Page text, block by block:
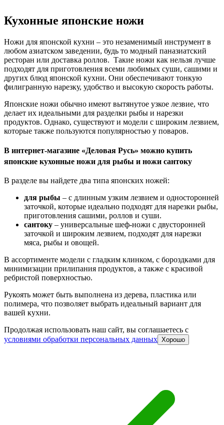
Кухонные японские ножи
Ножи для японской кухни – это незаменимый инструмент в
любом азиатском заведении, будь то модный паназиатский
ресторан или доставка роллов. Такие ножи как нельзя лучше
подходят для приготовления всеми любимых суши, сашими и
других блюд японской кухни. Они обеспечивают тонкую
филигранную нарезку, удобство и высокую скорость работы.
Японские ножи обычно имеют вытянутое узкое лезвие, что
делает их идеальными для разделки рыбы и нарезки
продуктов. Однако, существуют и модели с широким лезвием,
которые также пользуются популярностью у поваров.
В интернет-магазине «Деловая Русь» можно купить
японские кухонные ножи для рыбы и ножи сантоку
В разделе вы найдете два типа японских ножей:
для рыбы – с длинным узким лезвием и односторонней
заточкой, которые идеально подходят для нарезки рыбы,
приготовления сашими, роллов и суши.
сантоку – универсальные шеф-ножи с двусторонней
заточкой и широким лезвием, подходят для нарезки
мяса, рыбы и овощей.
В ассортименте модели с гладким клинком, с бороздками для
минимизации прилипания продуктов, а также с красивой
ребристой поверхностью.
Рукоять может быть выполнена из дерева, пластика или
полимера, что позволяет выбрать идеальный вариант для
вашей кухни.
Продолжая использовать наш сайт, вы соглашаетесь c
условиями обработки персональных данных Хорошо